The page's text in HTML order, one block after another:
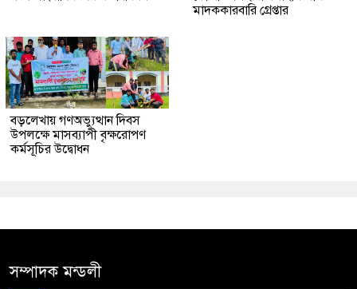
মাদককারবারি গ্রেপ্তার
বড়লেখায় গণঅভ্যুত্থান দিবস
উপলক্ষে মাসব্যাপী বৃক্ষরোপণ
কর্মসূচির উদ্বোধন
সম্পাদক মন্ডলী